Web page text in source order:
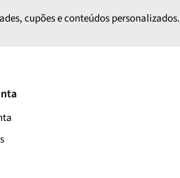
cupões e conteúdos personalizados.